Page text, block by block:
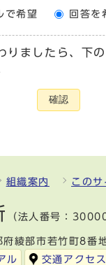
で希望 回答を
りましたら、下
確認
組織案内 この
（法人番号：
綾部市若竹町8番
ル
交通アクセス